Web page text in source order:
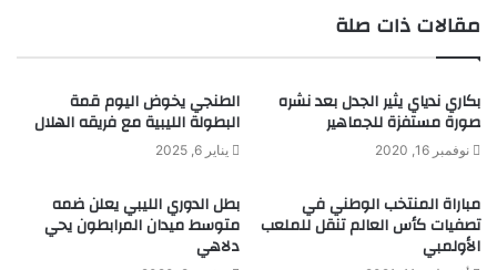
مقالات ذات صلة
بكاري ندياي يثير الجدل بعد نشره
صورة مستفزة للجماهير
نوفمبر 16, 2020
الطنجي يخوض اليوم قمة
البطولة الليبية مع فريقه الهلال
يناير 6, 2025
مباراة المنتخب الوطني في
تصفيات كأس العالم تنقل للملعب
الأولمبي
بطل الدوري الليبي يعلن ضمه
متوسط ميدان المرابطون يحي
دلاهي